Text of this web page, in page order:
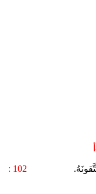
يَتَّقونَهُ.
102 :